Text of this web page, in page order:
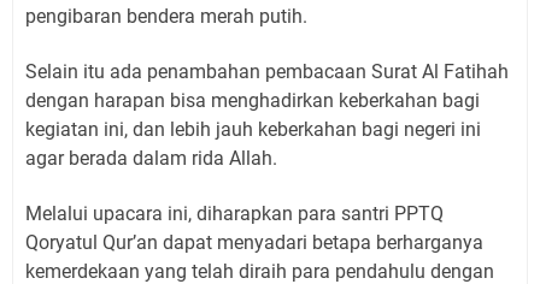
pengibaran bendera merah putih.
Selain itu ada penambahan pembacaan Surat Al Fatihah
dengan harapan bisa menghadirkan keberkahan bagi
kegiatan ini, dan lebih jauh keberkahan bagi negeri ini
agar berada dalam rida Allah.
Melalui upacara ini, diharapkan para santri PPTQ
Qoryatul Qur’an dapat menyadari betapa berharganya
kemerdekaan yang telah diraih para pendahulu dengan